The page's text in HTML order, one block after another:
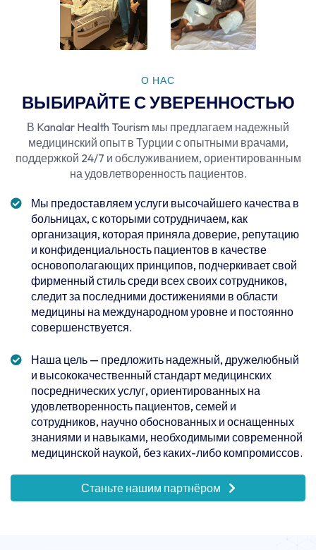
О НАС
ВЫБИРАЙТЕ С УВЕРЕННОСТЬЮ
В Kanalar Health Tourism мы предлагаем надежный
медицинский опыт в Турции с опытными врачами,
поддержкой 24/7 и обслуживанием, ориентированным
на удовлетворенность пациентов.
Мы предоставляем услуги высочайшего качества в
больницах, с которыми сотрудничаем, как
организация, которая приняла доверие, репутацию
и конфиденциальность пациентов в качестве
основополагающих принципов, подчеркивает свой
фирменный стиль среди всех своих сотрудников,
следит за последними достижениями в области
медицины на международном уровне и постоянно
совершенствуется.
Наша цель — предложить надежный, дружелюбный
и высококачественный стандарт медицинских
посреднических услуг, ориентированных на
удовлетворенность пациентов, семей и
сотрудников, научно обоснованных и оснащенных
знаниями и навыками, необходимыми современной
медицинской наукой, без каких-либо компромиссов.
Станьте нашим партнёром